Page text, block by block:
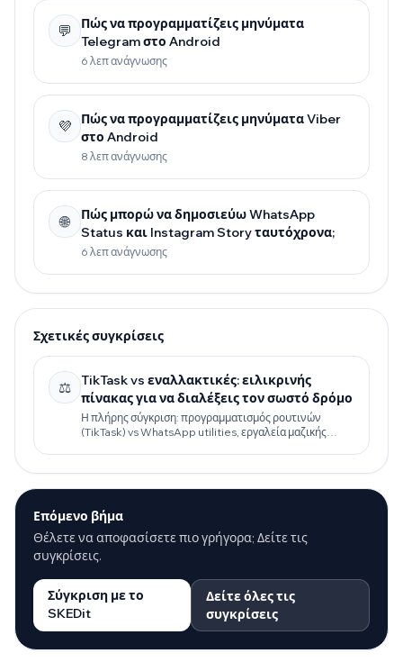
💬
Πώς να προγραμματίζεις μηνύματα
Telegram στο Android
6 λεπ ανάγνωσης
💜
Πώς να προγραμματίζεις μηνύματα Viber
στο Android
8 λεπ ανάγνωσης
🌐
Πώς μπορώ να δημοσιεύω WhatsApp
Status και Instagram Story ταυτόχρονα;
6 λεπ ανάγνωσης
Σχετικές συγκρίσεις
⚖️
TikTask vs εναλλακτικές: ειλικρινής
πίνακας για να διαλέξεις τον σωστό δρόμο
Η πλήρης σύγκριση: προγραμματισμός ρουτινών
(TikTask) vs WhatsApp utilities, εργαλεία μαζικής
Επόμενο βήμα
Θέλετε να αποφασίσετε πιο γρήγορα; Δείτε τις
συγκρίσεις.
Σύγκριση με το
SKEDit
Δείτε όλες τις
συγκρίσεις